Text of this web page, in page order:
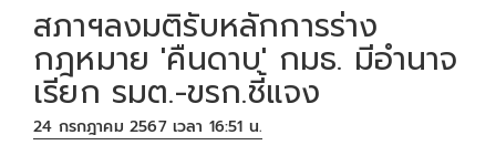
สภาฯลงมติรับหลักการร่าง
กฎหมาย 'คืนดาบ' กมธ. มีอำนาจ
เรียก รมต.-ขรก.ชี้แจง
24 กรกฎาคม 2567 เวลา 16:51 น.